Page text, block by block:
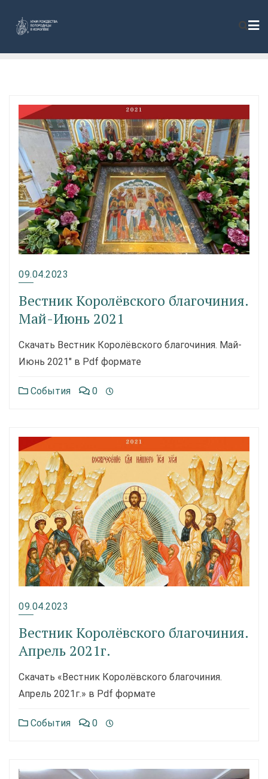
09.04.2023
Вестник Королёвского благочиния.
Май-Июнь 2021
Скачать Вестник Королёвского благочиния. Май-
Июнь 2021″ в Pdf формате
События 0
09.04.2023
Вестник Королёвского благочиния.
Апрель 2021г.
Скачать «Вестник Королёвского благочиния.
Апрель 2021г.» в Pdf формате
События 0